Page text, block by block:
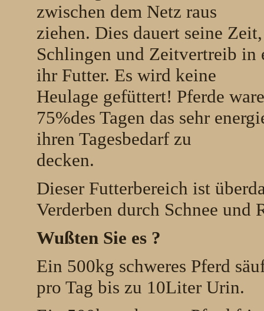
zwischen dem Netz raus
ziehen. Dies dauert seine
Schlingen und Zeitvertreib in
ihr Futter. Es wird keine
Heulage gefüttert! Pferde
75%des Tagen das sehr
ihren Tagesbedarf zu
decken.
Dieser Futterbereich ist
Verderben durch Schnee und
Wußten Sie es ?
Ein 500kg schweres Pferd
pro Tag bis zu 10Liter Urin.